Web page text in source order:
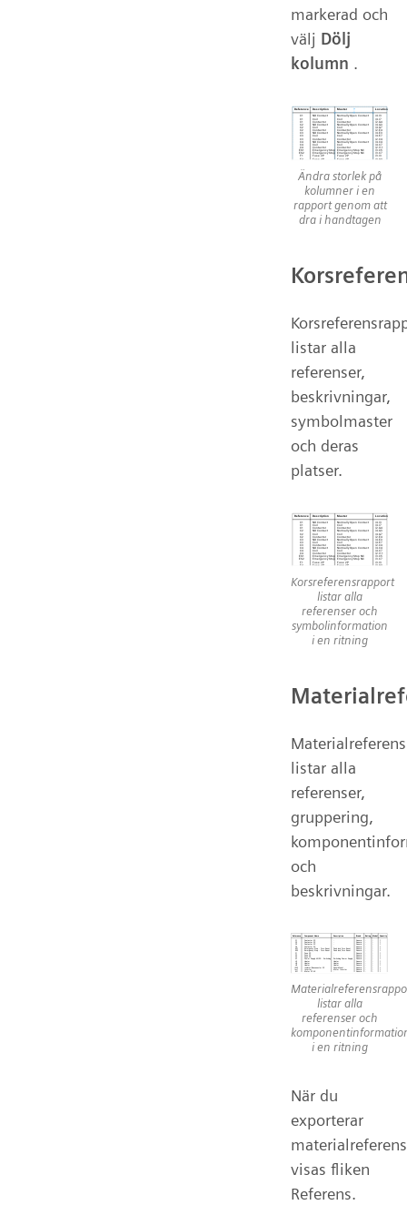
markerad och
välj Dölj
kolumn .
Ändra storlek på
kolumner i en
rapport genom att
dra i handtagen
listar alla
referenser,
beskrivningar,
symbolmaster
och deras
platser.
Korsreferensrapport
listar alla
referenser och
symbolinformation
i en ritning
listar alla
referenser,
gruppering,
och
beskrivningar.
listar alla
referenser och
i en ritning
När du
exporterar
materialreferens
visas fliken
Referens.